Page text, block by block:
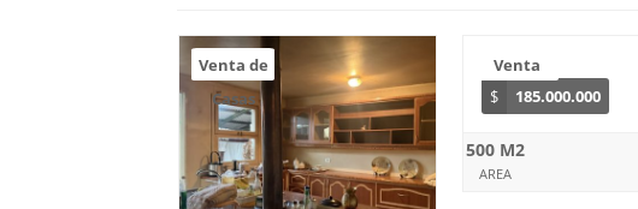
Venta de
Casas
Venta
$
185.000.000
500 M2
AREA